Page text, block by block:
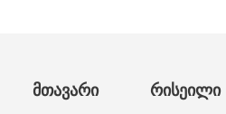
მთავარი რისეილი